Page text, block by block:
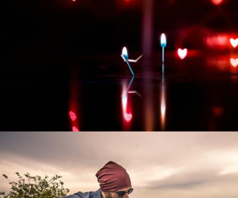
Развитие интернет-
праздника"
Смотреть проект